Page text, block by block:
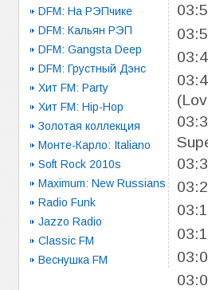
DFM: На РЭПчике
DFM: Кальян РЭП
DFM: Gangsta Deep
DFM: Грустный Дэнс
Хит FM: Party
Хит FM: Hip-Hop
Золотая коллекция
Монте-Карло: Italiano
Soft Rock 2010s
Maximum: New Russians
Radio Funk
Jazzo Radio
Classic FM
Веснушка FM